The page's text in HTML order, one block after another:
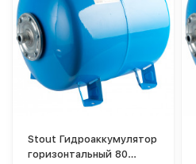
Stout Гидроаккумулятор
горизонтальный 80